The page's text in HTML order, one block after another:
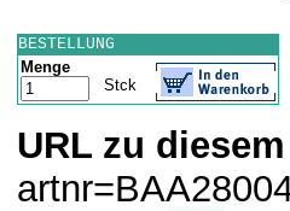
BESTELLUNG
Menge
Stck
URL zu